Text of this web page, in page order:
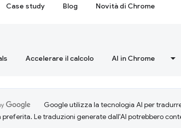
Case study Blog Novità di Chrome
Accelerare il calcolo AI in Chrome
Google utilizza la tecnologia AI per
preferita. Le traduzioni generate dall'AI potrebbero